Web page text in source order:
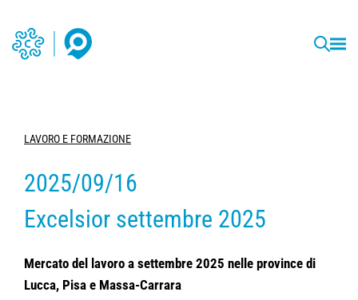
LAVORO E FORMAZIONE
2025/09/16
Excelsior settembre 2025
Mercato del lavoro a settembre 2025 nelle province di
Lucca, Pisa e Massa-Carrara